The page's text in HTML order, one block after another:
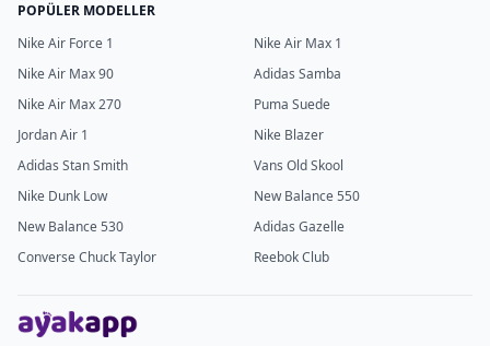
POPÜLER MODELLER
Nike Air Force 1
Nike Air Max 90
Nike Air Max 270
Jordan Air 1
Adidas Stan Smith
Nike Dunk Low
New Balance 530
Converse Chuck Taylor
Nike Air Max 1
Adidas Samba
Puma Suede
Nike Blazer
Vans Old Skool
New Balance 550
Adidas Gazelle
Reebok Club